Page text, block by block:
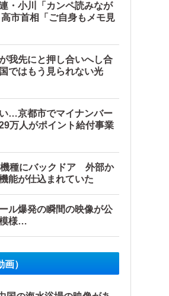
・小川「カンペ読みなが
市首相「ご自身もメモ見
我先にと押し合いへし合
ではもう見られない光
…京都市でマイナンバー
万人がポイント給付事業
種にバックドア 外部か
能が仕込まれていた
ル爆発の瞬間の映像が公
様…
）